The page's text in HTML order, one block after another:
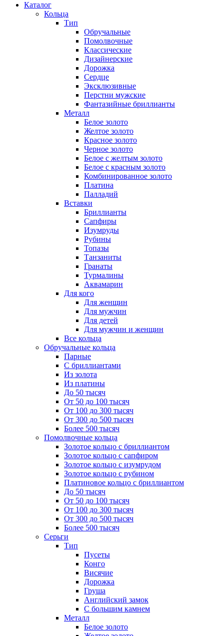
Каталог
Кольца
Тип
Обручальные
Помолвочные
Классические
Дизайнерские
Дорожка
Сердце
Эксклюзивные
Перстни мужские
Фантазийные бриллианты
Металл
Белое золото
Желтое золото
Красное золото
Черное золото
Белое с желтым золото
Белое с красным золото
Комбинированное золото
Платина
Палладий
Вставки
Бриллианты
Сапфиры
Изумруды
Рубины
Топазы
Танзаниты
Гранаты
Турмалины
Аквамарин
Для кого
Для женщин
Для мужчин
Для детей
Для мужчин и женщин
Все кольца
Обручальные кольца
Парные
С бриллиантами
Из золота
Из платины
До 50 тысяч
От 50 до 100 тысяч
От 100 до 300 тысяч
От 300 до 500 тысяч
Более 500 тысяч
Помолвочные кольца
Золотое кольцо с бриллиантом
Золотое кольцо с сапфиром
Золотое кольцо с изумрудом
Золотое кольцо с рубином
Платиновое кольцо с бриллиантом
До 50 тысяч
От 50 до 100 тысяч
От 100 до 300 тысяч
От 300 до 500 тысяч
Более 500 тысяч
Серьги
Тип
Пусеты
Конго
Висячие
Дорожка
Груша
Английский замок
С большим камнем
Металл
Белое золото